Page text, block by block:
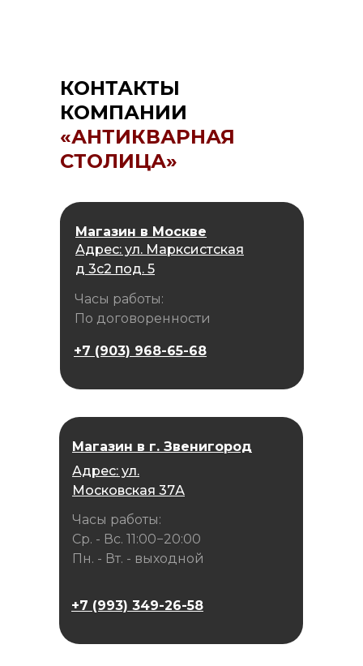
КОНТАКТЫ
КОМПАНИИ
«АНТИКВАРНАЯ
СТОЛИЦА»
Магазин в Москве
Адрес: ул. Марксистская
д 3с2 под. 5
Часы работы:
По договоренности
Часы работы:
Ср. - Вс. 11:00−20:00
Пн. - Вт. - выходной
Магазин в г. Звенигород
Адрес: ул.
Московская 37А
+7 (993) 349-26-58
+7 (903) 968-65-68